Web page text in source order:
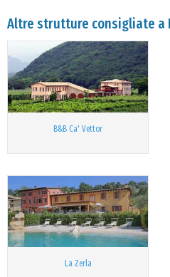
Altre strutture consigliate a
B&B Ca' Vettor
La Zerla